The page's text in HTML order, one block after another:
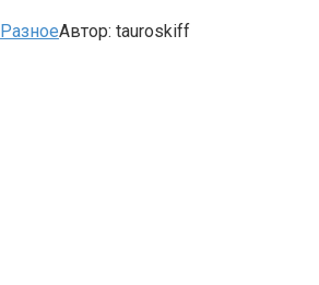
РазноеАвтор: tauroskiff